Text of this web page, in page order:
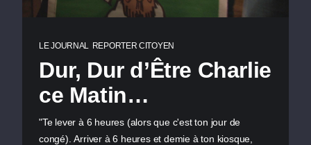
LE JOURNAL REPORTER CITOYEN
Dur, Dur d’Être Charlie
ce Matin…
"Te lever à 6 heures (alors que c'est ton jour de
congé). Arriver à 6 heures et demie à ton kiosque,